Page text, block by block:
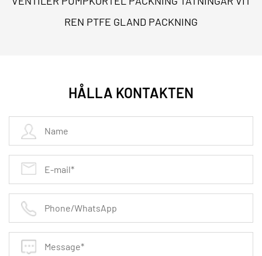
packningen ger
korrugerad metallpackning
större återhämtning och kompensation för
flänsojämnheter. Dessa packningar används ofta i
petrokemiska rörsystemvarkemisk beständighet
mot frätande medier
Mekanisk stabilitet:Den solid metal core resists
radial flow and compression set.
area of the teeth allows for effective sealing at lower
REN PTFE GLAND PACKNING
HÅLLA KONTAKTEN